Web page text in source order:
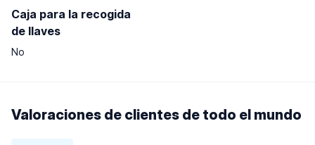
Caja para la recogida
de llaves
No
Valoraciones de clientes de todo el mundo